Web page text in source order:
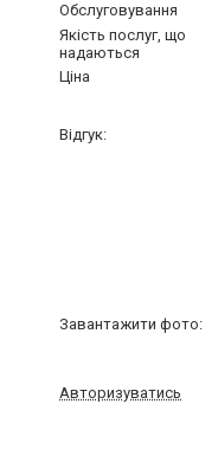
Обслуговування
Якість послуг, що
надаються
Ціна
Відгук:
Завантажити фото:
Авторизуватись